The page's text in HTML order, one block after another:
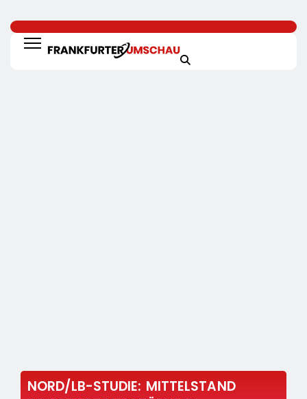
NORD/LB-STUDIE: MITTELSTAND